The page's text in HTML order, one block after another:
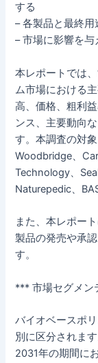
する
– 各製品と最終
– 市場に影響を
本レポートでは
ム市場における
高、価格、粗利
ンス、主要動向
す。本調査の対
Woodbridge、
Technology、
Naturepedic、
また、本レポー
製品の発売や承
す。
*** 市場セグメン
バイオベースポ
別に区分されま
2031年の期間に